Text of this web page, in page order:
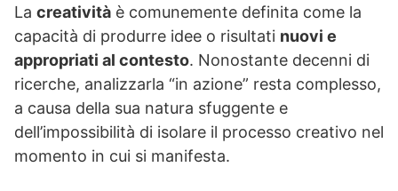
La creatività è comunemente definita come la
capacità di produrre idee o risultati nuovi e
appropriati al contesto. Nonostante decenni di
ricerche, analizzarla “in azione” resta complesso,
a causa della sua natura sfuggente e
dell’impossibilità di isolare il processo creativo nel
momento in cui si manifesta.